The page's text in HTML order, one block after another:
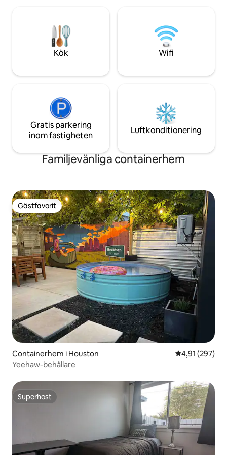
Kök Wifi
Gratis parkering
inom fastigheten
Luftkonditionering
Familjevänliga containerhem
Gästfavorit
Gästfavorit
Containerhem i Houston 4,91 av 5 i
4,91 (297)
Yeehaw-behållare
Superhost
Superhost